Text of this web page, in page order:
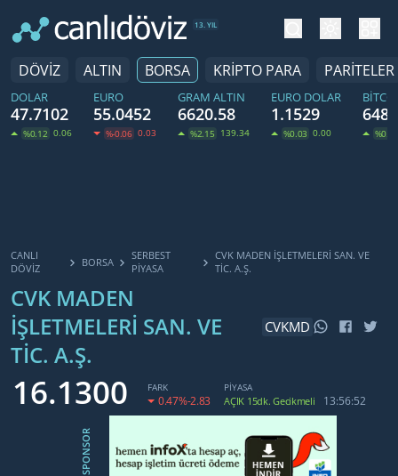
13. YIL
DÖVİZ ALTIN BORSA KRİPTO PARA PARİTELER
DOLAR
47.7102
%0.12 0.06
EURO
55.0452
%-0.06 0.03
GRAM ALTIN
6620.58
%2.15 139.34
EURO DOLAR
1.1529
%0.03 0.00
CANLI
DÖVİZ
BORSA
SERBEST
PIYASA
CVK MADEN İŞLETMELERI SAN. VE
TIC. A.Ş.
CVK MADEN
İŞLETMELERI SAN. VE
TIC. A.Ş.
CVKMD
16.1300 FARK
0.47%-2.83
PİYASA
AÇIK 15dk. Gecikmeli 13:56:52
SPONSOR